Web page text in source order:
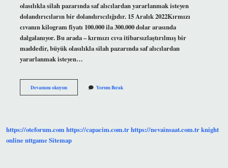
olasılıkla silah pazarında saf alıcılardan yararlanmak isteyen
dolandırıcıların bir dolandırıcılığıdır. 15 Aralık 2022Kırmızı
cıvanın kilogram fiyatı 100.000 ila 300.000 dolar arasında
dalgalanıyor. Bu arada – kırmızı cıva itibarsızlaştırılmış bir
maddedir, büyük olasılıkla silah pazarında saf alıcılardan
yararlanmak isteyen…
Devamını okuyunKırmızı
Civa
Yorum Bırak
https://oteforum.comhttps://capacim.com.trhttps://nevainsaat.com.trknight
onlinenttgameSitemap